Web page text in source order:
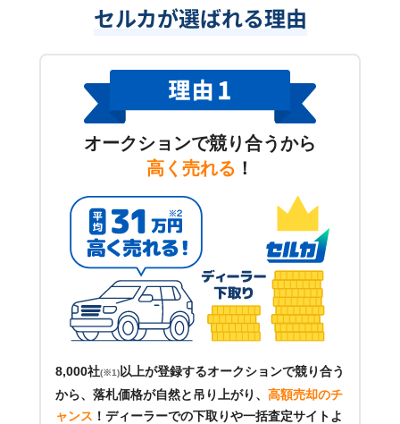
セルカが選ばれる理由
オークションで競り合うから
高く売れる ！
8,000社(※1) 以上が登録するオークションで競り合う
から、落札価格が自然と吊り上がり、 高額売却のチ
ャンス ！ ディーラーでの下取りや一括査定サイトよ